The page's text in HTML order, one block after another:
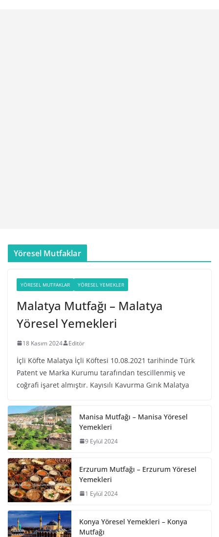
Yöresel Mutfaklar
YÖRESEL MUTFAKLAR YÖRESEL YEMEKLER
Malatya Mutfağı – Malatya
Yöresel Yemekleri
18 Kasım 2024 Editör
İçli Köfte Malatya İçli Köftesi 10.08.2021 tarihinde Türk
Patent ve Marka Kurumu tarafından tescillenmiş ve
coğrafi işaret almıştır. Kayısılı Kavurma Gırık Malatya
Manisa Mutfağı – Manisa Yöresel
Yemekleri
9 Eylül 2024
Erzurum Mutfağı – Erzurum Yöresel
Yemekleri
1 Eylül 2024
Konya Yöresel Yemekleri – Konya
Mutfağı